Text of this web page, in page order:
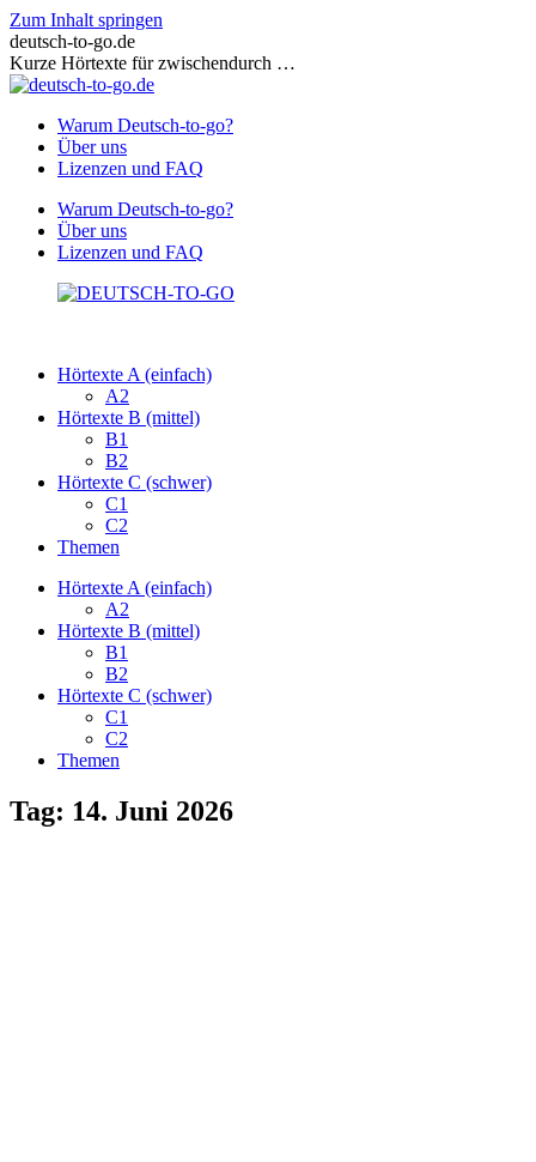
Zum Inhalt springen
deutsch-to-go.de
Kurze Hörtexte für zwischendurch …
Warum Deutsch-to-go?
Über uns
Lizenzen und FAQ
Warum Deutsch-to-go?
Über uns
Lizenzen und FAQ
Hörtexte A (einfach)
A2
Hörtexte B (mittel)
B1
B2
Hörtexte C (schwer)
C1
C2
Themen
Hörtexte A (einfach)
A2
Hörtexte B (mittel)
B1
B2
Hörtexte C (schwer)
C1
C2
Themen
Tag: 14. Juni 2026